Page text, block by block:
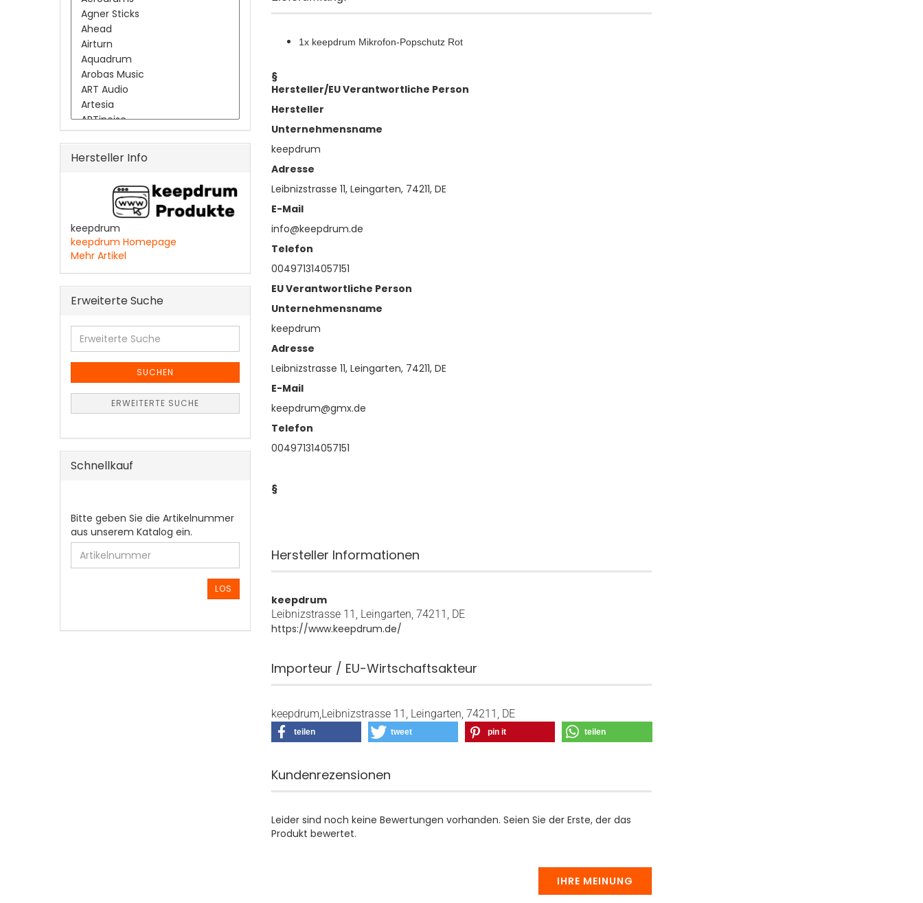
1x keepdrum Mikrofon-Popschutz Rot
§
Hersteller/EU Verantwortliche Person
Hersteller
Unternehmensname
keepdrum
Adresse
Leibnizstrasse 11, Leingarten, 74211, DE
E-Mail
info@keepdrum.de
Telefon
004971314057151
EU Verantwortliche Person
Unternehmensname
keepdrum
Adresse
Leibnizstrasse 11, Leingarten, 74211, DE
E-Mail
keepdrum@gmx.de
Telefon
004971314057151
§
Hersteller Informationen
keepdrum
Leibnizstrasse 11, Leingarten, 74211, DE
https://www.keepdrum.de/
Importeur / EU-Wirtschaftsakteur
keepdrum,Leibnizstrasse 11, Leingarten, 74211, DE
teilen tweet pin it teilen
Kundenrezensionen
Leider sind noch keine Bewertungen vorhanden. Seien Sie der Erste, der das
Produkt bewertet.
IHRE MEINUNG
Hersteller Info
keepdrum
keepdrum Homepage
Mehr Artikel
Erweiterte Suche
Erweiterte
Suche
SUCHEN
ERWEITERTE SUCHE
Schnellkauf
BITTE
GEBEN
SIE
DIE
ARTIKELNUMMER
EIN.
Bitte geben Sie die Artikelnummer
aus unserem Katalog ein.
LOS